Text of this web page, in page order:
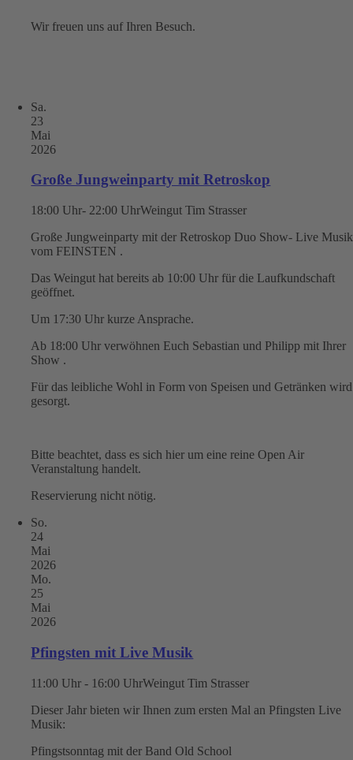
Wir freuen uns auf Ihren Besuch.
Sa.
23
Mai
2026
Große Jungweinparty mit Retroskop
18:00 Uhr- 22:00 UhrWeingut Tim Strasser
Große Jungweinparty mit der Retroskop Duo Show- Live Musik
vom FEINSTEN .
Das Weingut hat bereits ab 10:00 Uhr für die Laufkundschaft
geöffnet.
Um 17:30 Uhr kurze Ansprache.
Ab 18:00 Uhr verwöhnen Euch Sebastian und Philipp mit Ihrer
Show .
Für das leibliche Wohl in Form von Speisen und Getränken wird
gesorgt.
Bitte beachtet, dass es sich hier um eine reine Open Air
Veranstaltung handelt.
Reservierung nicht nötig.
So.
24
Mai
2026
Mo.
25
Mai
2026
Pfingsten mit Live Musik
11:00 Uhr - 16:00 UhrWeingut Tim Strasser
Dieser Jahr bieten wir Ihnen zum ersten Mal an Pfingsten Live
Musik:
Pfingstsonntag mit der Band Old School